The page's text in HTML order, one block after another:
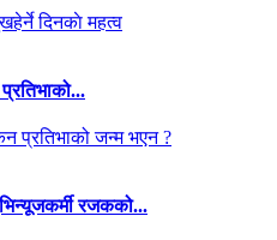
रजकको...